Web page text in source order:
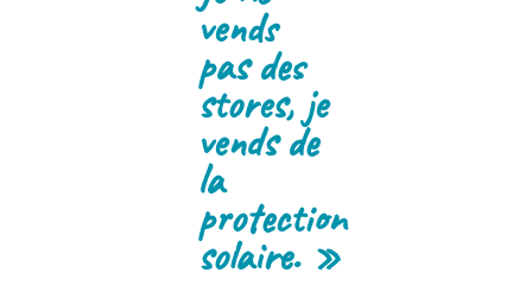
vends
pas des
stores, je
vends de
la
protection
solaire. »